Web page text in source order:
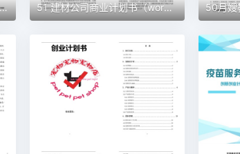
09 自媒体直播带货商业融资计划书（word+ppt配套）创业计划书word模板 51 建材公司商业计划书（word+ppt配套）创业计划书word模板